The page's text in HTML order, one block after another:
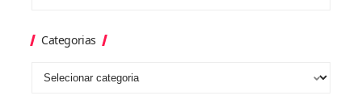
Categorias